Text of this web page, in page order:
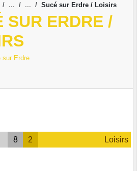
Sucé sur Erdre / Loisirs
SUR ERDRE /
sur Erdre
8 2 Loisirs